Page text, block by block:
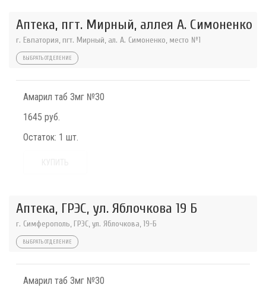
Аптека, пгт. Мирный, аллея А. Симоненко
г. Евпатория, пгт. Мирный, ал. А. Симоненко, место №1
ВЫБРАТЬ ОТДЕЛЕНИЕ
Амарил таб 3мг №30
1645 руб.
Остаток: 1 шт.
Аптека, ГРЭС, ул. Яблочкова 19 Б
г. Симферополь, ГРЭС, ул. Яблочкова, 19-Б
ВЫБРАТЬ ОТДЕЛЕНИЕ
Амарил таб 3мг №30